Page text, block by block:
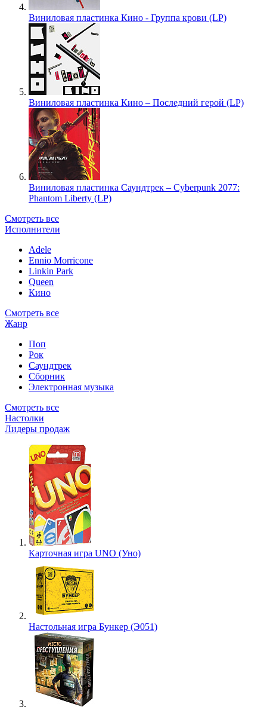
Виниловая пластинка Кино - Группа крови (LP)
Виниловая пластинка Кино – Последний герой (LP)
Виниловая пластинка Саундтрек – Cyberpunk 2077:
Phantom Liberty (LP)
Смотреть все
Исполнители
Adele
Ennio Morricone
Linkin Park
Queen
Кино
Смотреть все
Жанр
Поп
Рок
Саундтрек
Сборник
Электронная музыка
Смотреть все
Настолки
Лидеры продаж
Карточная игра UNO (Уно)
Настольная игра Бункер (Э051)